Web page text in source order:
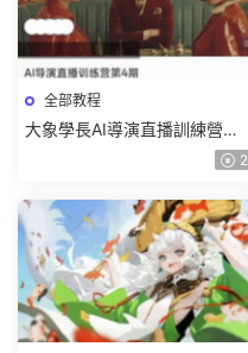
全部教程
大象學長AI導演直播訓練營第4
期2026【畫質高清有資料】 2